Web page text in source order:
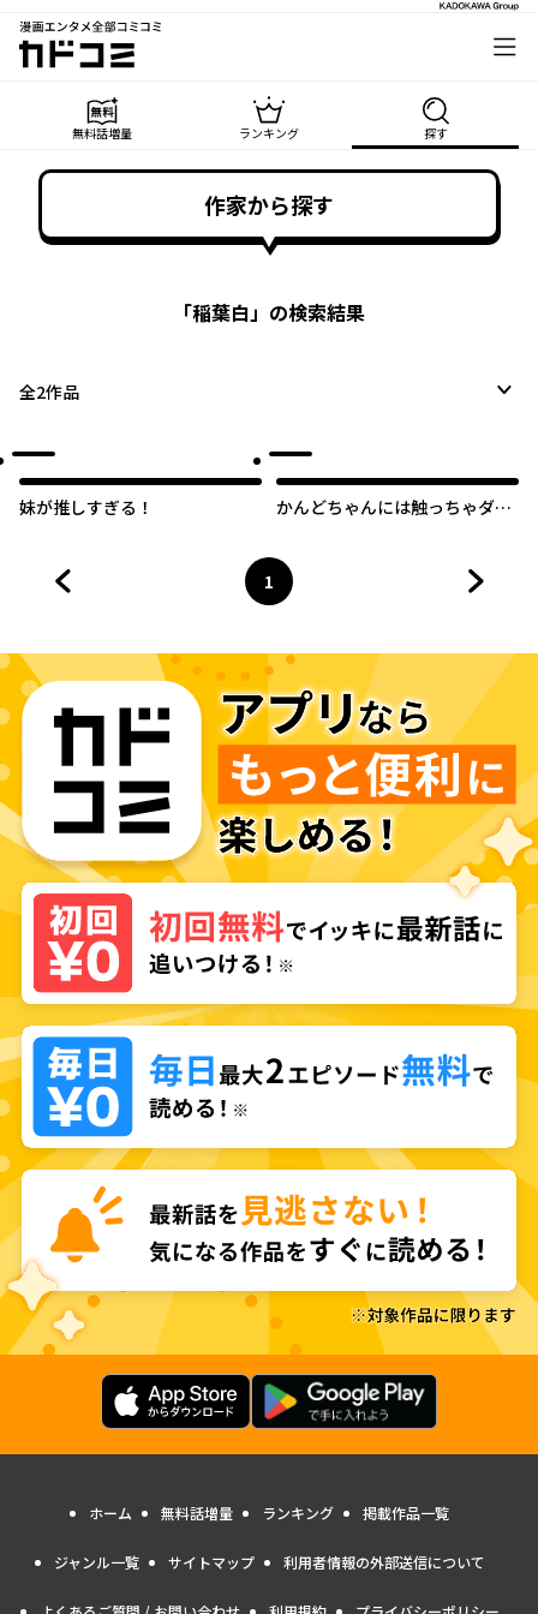
漫画エンタメ全部コミコミ
カドコミ
無料話増量 ランキング 探す
作家から探す
「稲葉白」の検索結果
全2作品
妹が推しすぎる！
かんどちゃんには触っちゃダ
ページ
1
へ
ホーム 無料話増量 ランキング 掲載作品一覧
ジャンル一覧 サイトマップ 利用者情報の外部送信について